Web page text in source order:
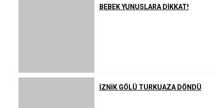
BEBEK YUNUSLARA DİKKAT!
İZNİK GÖLÜ TURKUAZA DÖNDÜ